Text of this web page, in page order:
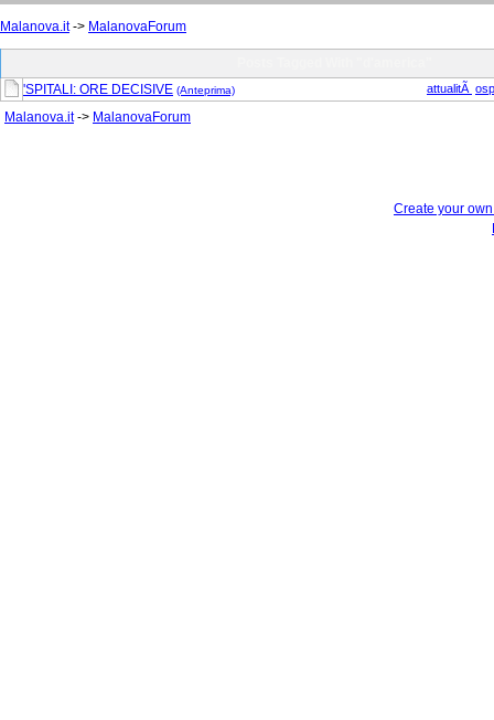
Malanova.it-> MalanovaForum
attualitÃ
'SPITALI: ORE DECISIVE (Anteprima)
Malanova.it-> MalanovaForum
Create your